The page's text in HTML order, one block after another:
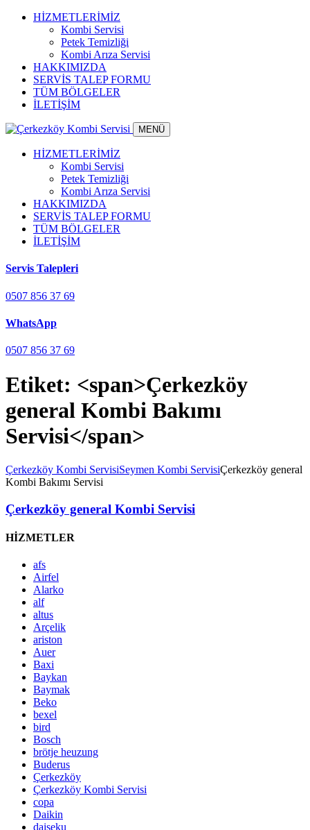
HİZMETLERİMİZ
Kombi Servisi
Petek Temizliği
Kombi Arıza Servisi
HAKKIMIZDA
SERVİS TALEP FORMU
TÜM BÖLGELER
İLETİŞİM
MENÜ
HİZMETLERİMİZ
Kombi Servisi
Petek Temizliği
Kombi Arıza Servisi
HAKKIMIZDA
SERVİS TALEP FORMU
TÜM BÖLGELER
İLETİŞİM
Servis Talepleri
0507 856 37 69
WhatsApp
0507 856 37 69
Etiket: <span>Çerkezköy
general Kombi Bakımı
Servisi</span>
Çerkezköy Kombi ServisiSeymen Kombi ServisiÇerkezköy general
Kombi Bakımı Servisi
Çerkezköy general Kombi Servisi
HİZMETLER
afs
Airfel
Alarko
alf
altus
Arçelik
ariston
Auer
Baxi
Baykan
Baymak
Beko
bexel
bird
Bosch
brötje heuzung
Buderus
Çerkezköy
Çerkezköy Kombi Servisi
copa
Daikin
daiseku